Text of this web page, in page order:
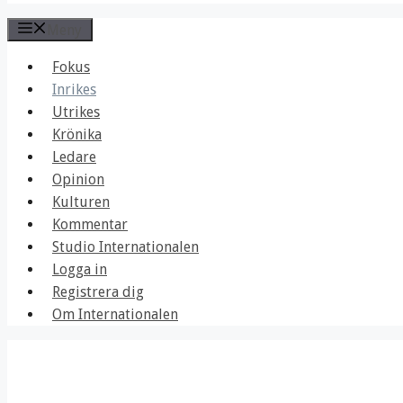
Fokus
Inrikes
Utrikes
Krönika
Ledare
Opinion
Kulturen
Kommentar
Studio Internationalen
Logga in
Registrera dig
Om Internationalen